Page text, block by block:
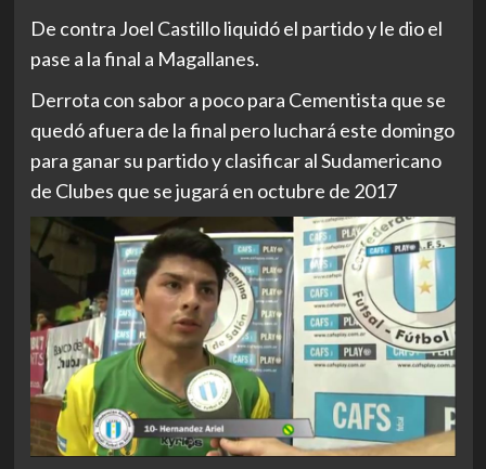
De contra Joel Castillo liquidó el partido y le dio el
pase a la final a Magallanes.
Derrota con sabor a poco para Cementista que se
quedó afuera de la final pero luchará este domingo
para ganar su partido y clasificar al Sudamericano
de Clubes que se jugará en octubre de 2017